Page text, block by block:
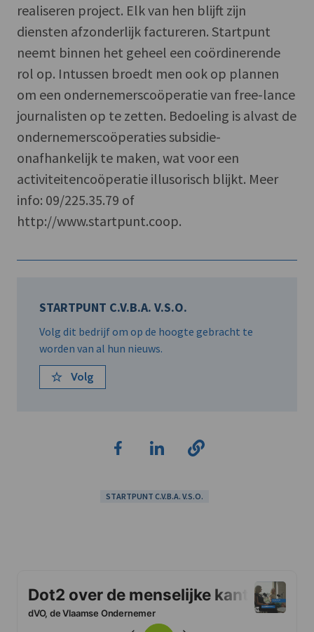
realiseren project. Elk van hen blijft zijn
diensten afzonderlijk factureren. Startpunt
neemt binnen het geheel een coördinerende
rol op. Intussen broedt men ook op plannen
om een ondernemerscoöperatie van free-lance
journalisten op te zetten. Bedoeling is alvast de
ondernemerscoöperaties subsidie-
onafhankelijk te maken, wat voor een
activiteitencoöperatie illusorisch blijkt. Meer
info: 09/225.35.79 of
http://www.startpunt.coop.
STARTPUNT C.V.B.A. V.S.O.
Volg dit bedrijf om op de hoogte gebracht te
worden van al hun nieuws.
Volg
STARTPUNT C.V.B.A. V.S.O.